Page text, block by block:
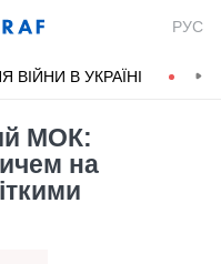
РУС
В УКРАЇНІ
МОК:
на